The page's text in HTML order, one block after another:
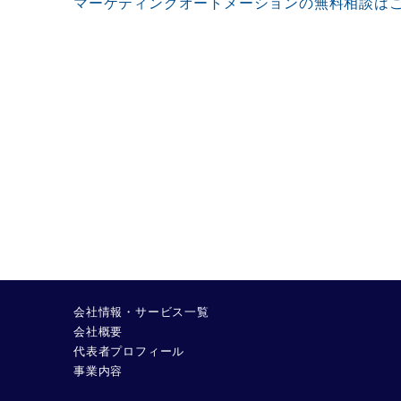
会社情報・サービス一覧
会社概要
代表者プロフィール
事業内容